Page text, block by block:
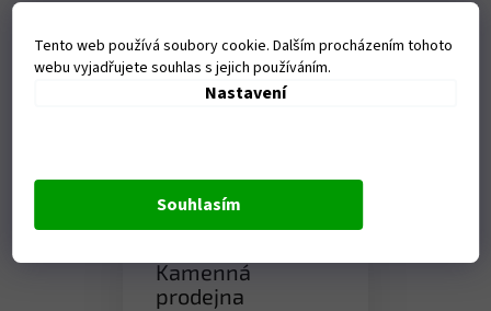
Tento web používá soubory cookie. Dalším procházením tohoto
webu vyjadřujete souhlas s jejich používáním.
Nastavení
Souhlasím
Kamenná
prodejna